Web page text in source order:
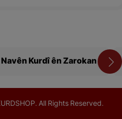
Navên Kurdî ên Zarokan
All Rights Reserved.